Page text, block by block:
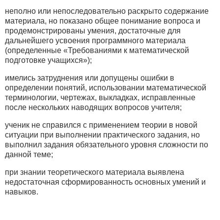
неполно или непоследовательно раскрыто содержание
материала, но показано общее понимание вопроса и
продемонстрированы умения, достаточные для
дальнейшего усвоения программного материала
(определенные «Требованиями к математической
подготовке учащихся»);
имелись затруднения или допущены ошибки в
определении понятий, использовании математической
терминологии, чертежах, выкладках, исправленные
после нескольких наводящих вопросов учителя;
ученик не справился с применением теории в новой
ситуации при выполнении практического задания, но
выполнил задания обязательного уровня сложности по
данной теме;
при знании теоретического материала выявлена
недостаточная сформированность основных умений и
навыков.